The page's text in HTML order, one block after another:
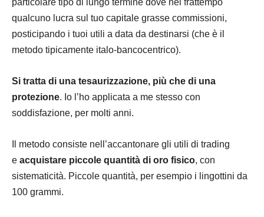
qualcuno lucra sul tuo capitale grasse commissioni,
posticipando i tuoi utili a data da destinarsi (che è il
metodo tipicamente italo-bancocentrico).
Si tratta di una tesaurizzazione, più che di una
protezione. Io l’ho applicata a me stesso con
soddisfazione, per molti anni.
Il metodo consiste nell’accantonare gli utili di trading
e acquistare piccole quantità di oro fisico, con
sistematicità. Piccole quantità, per esempio i lingottini da
100 grammi.